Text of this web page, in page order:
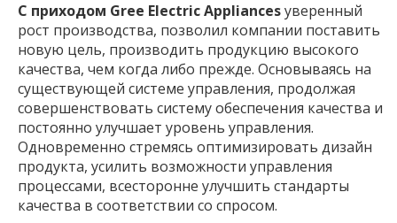
С приходом Gree Electric Appliancesуверенный
рост производства, позволил компании поставить
новую цель, производить продукцию высокого
качества, чем когда либо прежде. Основываясь на
существующей системе управления, продолжая
совершенствовать систему обеспечения качества и
постоянно улучшает уровень управления.
Одновременно стремясь оптимизировать дизайн
продукта, усилить возможности управления
процессами, всесторонне улучшить стандарты
качества в соответствии со спросом.